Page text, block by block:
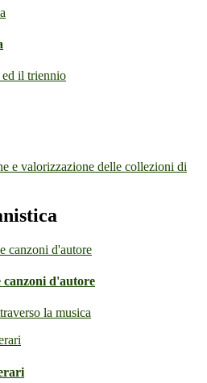
il triennio
e valorizzazione delle collezioni di
canzoni d'autore
la musica